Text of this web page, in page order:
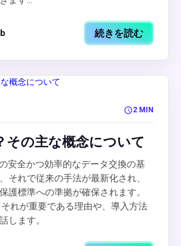
続きを読む
2 MIN
その主な概念について
安全かつ効率的なデータ交換の基
それで従来の手法が最新化され、
護標準への準拠が確保されます。
れが重要である理由や、導入方法
します。